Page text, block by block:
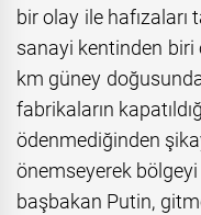
bir olay ile
sanayi kentinden biri
km güney
fabrikaların
ödenmediğinden
önemseyerek
başbakan Putin,